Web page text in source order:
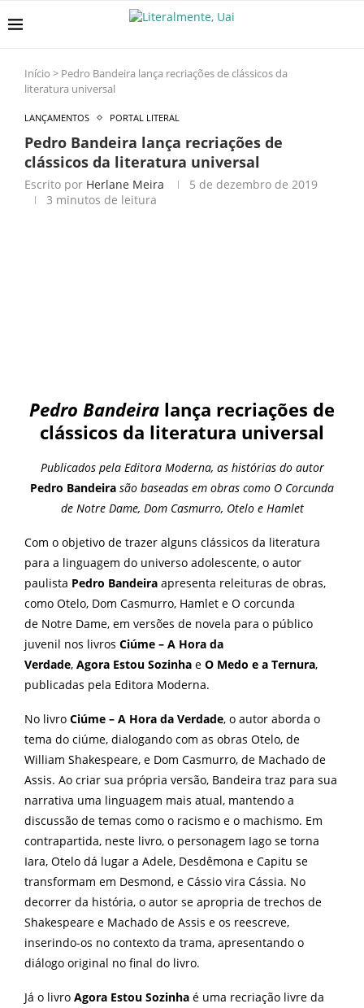
Início > Pedro Bandeira lança recriações de clássicos da
literatura universal
LANÇAMENTOS PORTAL LITERAL
Pedro Bandeira lança recriações de
clássicos da literatura universal
Escrito por Herlane Meira
5 de dezembro de 2019
3 minutos de leitura
Pedro Bandeira lança recriações de
clássicos da literatura universal
Publicados pela Editora Moderna, as histórias do autor
Pedro Bandeira são baseadas em obras como O Corcunda
de Notre Dame, Dom Casmurro, Otelo e Hamlet
Com o objetivo de trazer alguns clássicos da literatura
para a linguagem do universo adolescente, o autor
paulista Pedro Bandeira apresenta releituras de obras,
como Otelo, Dom Casmurro, Hamlet e O corcunda
de Notre Dame, em versões de novela para o público
juvenil nos livros Ciúme – A Hora da
Verdade, Agora Estou Sozinha e O Medo e a Ternura,
publicadas pela Editora Moderna.
No livro Ciúme – A Hora da Verdade, o autor aborda o
tema do ciúme, dialogando com as obras Otelo, de
William Shakespeare, e Dom Casmurro, de Machado de
Assis. Ao criar sua própria versão, Bandeira traz para sua
narrativa uma linguagem mais atual, mantendo a
discussão de temas como o racismo e o machismo. Em
contrapartida, neste livro, o personagem Iago se torna
Iara, Otelo dá lugar a Adele, Desdêmona e Capitu se
transformam em Desmond, e Cássio vira Cássia. No
decorrer da história, o autor se apropria de trechos de
Shakespeare e Machado de Assis e os reescreve,
inserindo-os no contexto da trama, apresentando o
diálogo original no final do livro.
Já o livro Agora Estou Sozinha é uma recriação livre da